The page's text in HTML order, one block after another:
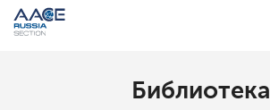
Библиотека